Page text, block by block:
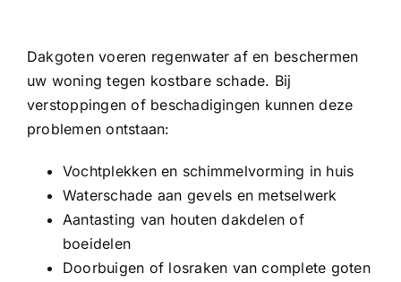
Dakgoten voeren regenwater af en beschermen
uw woning tegen kostbare schade. Bij
verstoppingen of beschadigingen kunnen deze
problemen ontstaan:
Vochtplekken en schimmelvorming in huis
Waterschade aan gevels en metselwerk
Aantasting van houten dakdelen of
boeidelen
Doorbuigen of losraken van complete goten